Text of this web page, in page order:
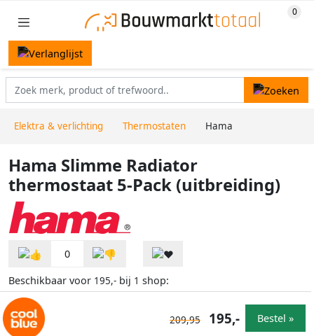
Elektra & verlichting Thermostaten Hama
Hama Slimme Radiator
thermostaat 5-Pack (uitbreiding)
0
Beschikbaar voor 195,- bij 1 shop:
209,95 195,- Bestel »